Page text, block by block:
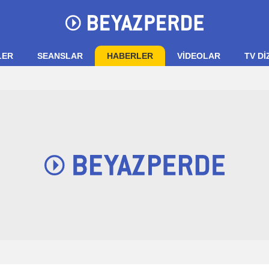
SEANSLAR HABERLER VIDEOLAR TV